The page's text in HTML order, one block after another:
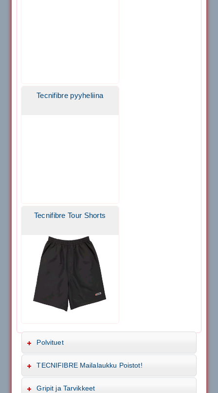
Tecnifibre pyyheliina
Tecnifibre Tour Shorts
Polvituet
TECNIFIBRE Mailalaukku Poistot!
Gripit ja Tarvikkeet